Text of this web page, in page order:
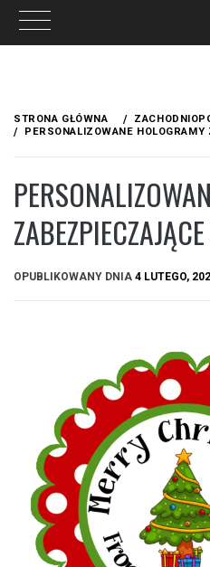
treści
STRONA GŁÓWNA
PERSONALIZOWANE
ZABEZPIECZAJĄCE
OPUBLIKOWANY DNIA 4 LUTEGO,